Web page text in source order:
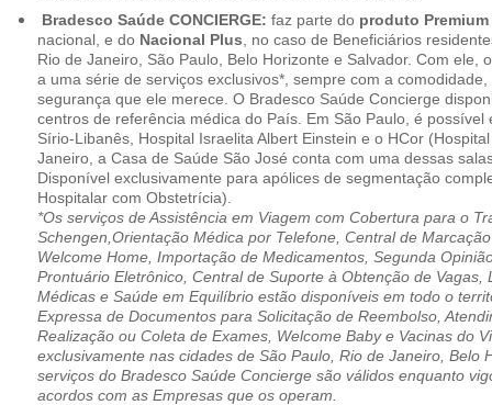
Bradesco Saúde CONCIERGE: faz parte do produto Premium
nacional, e do Nacional Plus , no caso de Beneficiários
Rio de Janeiro, São Paulo, Belo Horizonte e Salvador. Com ele,
a uma série de serviços exclusivos*, sempre com a
segurança que ele merece. O Bradesco Saúde Concierge
centros de referência médica do País. Em São Paulo, é possível
Sírio-Libanês, Hospital Israelita Albert Einstein e o HCor
Janeiro, a Casa de Saúde São José conta com uma dessas
Disponível exclusivamente para apólices de segmentação
Hospitalar com Obstetrícia).
*Os serviços de Assistência em Viagem com Cobertura para o
Schengen,Orientação Médica por Telefone, Central de
Welcome Home, Importação de Medicamentos, Segunda
Prontuário Eletrônico, Central de Suporte à Obtenção de Vagas,
Médicas e Saúde em Equilíbrio estão disponíveis em todo o
Expressa de Documentos para Solicitação de Reembolso,
Realização ou Coleta de Exames, Welcome Baby e Vacinas do
exclusivamente nas cidades de São Paulo, Rio de Janeiro, Belo
serviços do Bradesco Saúde Concierge são válidos enquanto
acordos com as Empresas que os operam.